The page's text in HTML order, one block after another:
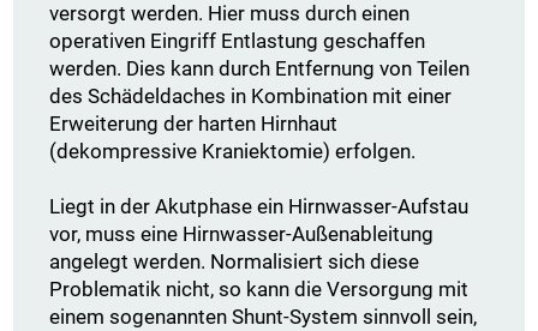
versorgt werden. Hier muss durch einen
operativen Eingriff Entlastung geschaffen
werden. Dies kann durch Entfernung von Teilen
des Schädeldaches in Kombination mit einer
Erweiterung der harten Hirnhaut
(dekompressive Kraniektomie) erfolgen.
Liegt in der Akutphase ein Hirnwasser-Aufstau
vor, muss eine Hirnwasser-Außenableitung
angelegt werden. Normalisiert sich diese
Problematik nicht, so kann die Versorgung mit
einem sogenannten Shunt-System sinnvoll sein,